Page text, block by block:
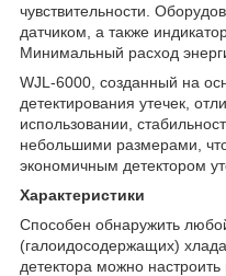
чувствительности.
датчиком, а также
Минимальный расход
WJL-6000, созданный на
детектирования утечек,
использовании,
небольшими размерами,
экономичным детектором
Характеристики
Способен обнаружить
(галоидосодержащих)
детектора можно